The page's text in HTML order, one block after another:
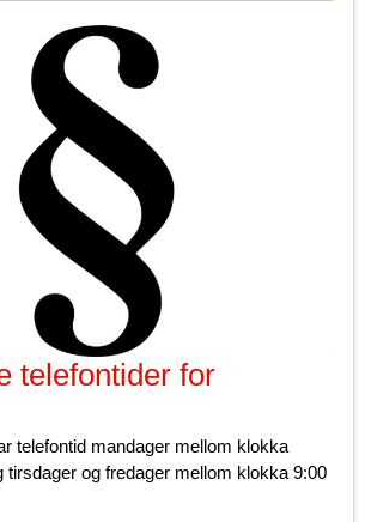
telefontider for
telefontid mandager mellom klokka
tirsdager og fredager mellom klokka 9:00